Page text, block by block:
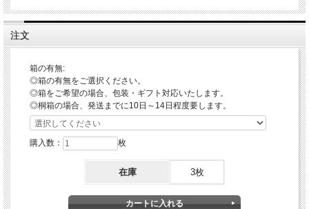
ら布と共に外し乾燥させます。
適度に乾燥させた後、口作りや全体の形を整え足を付ける場合はこの段階で付けし
っかり押さえて最終的な乾燥をし、この後はろくろ作りの作品と同じ工程となりま
す。
はタタラ棒というものを陶土の塊の両端に置き糸をその棒に滑らせるようにカット
していたということからタタラ作りと言われるようになったようで、この作り方は
昔からある伝統的な製法です。
「タタラの平皿・長皿・大皿のご利用方法について」
当店では大きさの違いにより平皿・長皿・大皿とカテゴリ分けしておりますので、
お好みのサイズの器を日々の暮らしのいろいろなお食事や憩いのシーンでお使いに
なってみてください。
〇平皿-1人用のお料理・お造り・お鮨などの盛り皿・デザートなど
〇長皿-1人～2人程度のお料理・お造り・お鮨などの盛り皿・デザートなど
〇特大皿-複数人用のお料理・お造り・お鮨などの盛り皿・デザート皿など・飾り
※お料理や薬味・珍味などを入れた豆小鉢や豆皿を各お皿の上に置いて盛り付ける
注文
箱の有無:
◎箱の有無をご選択ください。
◎箱をご希望の場合、包装・ギフト対応いたします。
◎桐箱の場合、発送までに10日～14日程度要します。
購入数： 枚
在庫 3枚